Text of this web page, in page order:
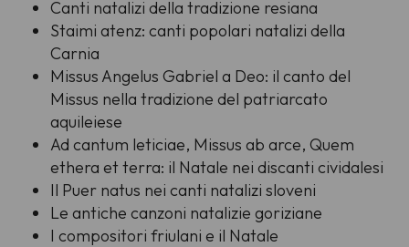
Canti natalizi della tradizione resiana
Staimi atenz: canti popolari natalizi della
Carnia
Missus Angelus Gabriel a Deo: il canto del
Missus nella tradizione del patriarcato
aquileiese
Ad cantum leticiae, Missus ab arce, Quem
ethera et terra: il Natale nei discanti cividalesi
Il Puer natus nei canti natalizi sloveni
Le antiche canzoni natalizie goriziane
I compositori friulani e il Natale